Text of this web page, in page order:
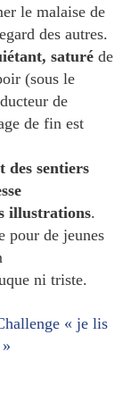
le malaise de
des autres.
saturé de
(sous le
de
de fin est
des sentiers
illustrations.
pour de jeunes
ni triste.
« je lis